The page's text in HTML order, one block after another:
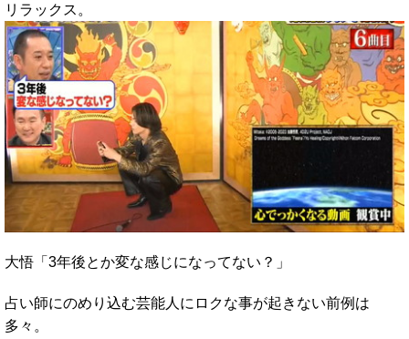
リラックス。
大悟「3年後とか変な感じになってない？」
占い師にのめり込む芸能人にロクな事が起きない前例は
多々。